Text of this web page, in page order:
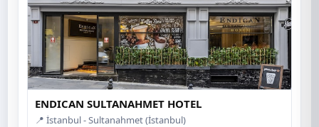
ENDICAN SULTANAHMET HOTEL
📍 İstanbul - Sultanahmet (İstanbul)